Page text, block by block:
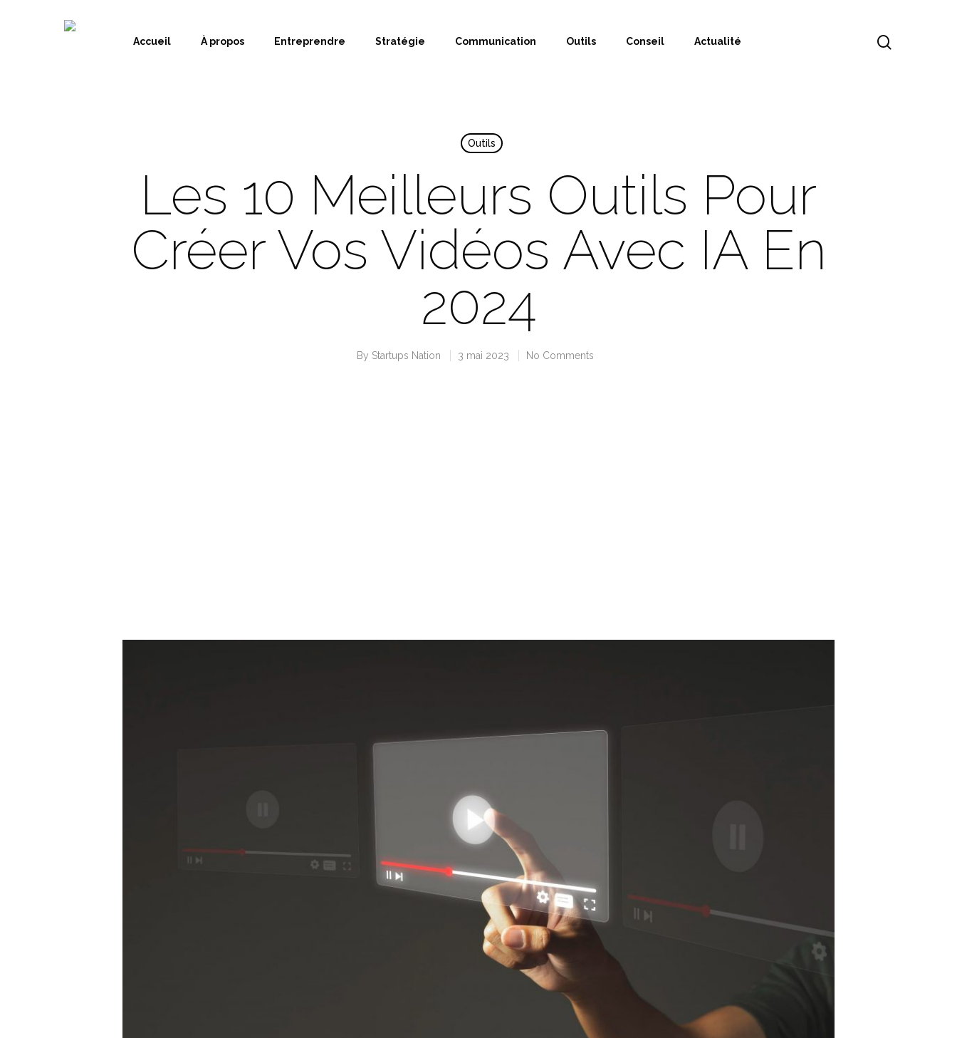
Accueil À propos Entreprendre Stratégie Communication Outils Conseil Actualité
Outils
Les 10 Meilleurs Outils Pour
Créer Vos Vidéos Avec IA En
2024
By Startups Nation 3 mai 2023 No Comments